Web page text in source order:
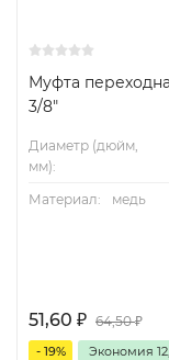
Муфта
3/8"
Диаметр (дюйм,
мм):
Материал:
медь
51,60 ₽ 64,50₽
- 19% Экономия